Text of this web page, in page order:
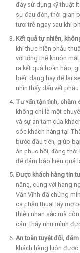
đây sử dụng kỹ thuật
sự đau đớn, thời gian
tươi trẻ ngay sau khi
Kết quả tự nhiên,
khi thực hiện phẫu
với tổng thể khuôn
ra kết quả hoàn hảo,
biến dạng hay để lại
nhìn thấy dấu vết
Tư vấn tận tình, chăm
không chỉ là một
và sự an tâm của
sóc khách hàng tại
bước đầu tiên, giúp
án phục hồi, đồng
để đảm bảo hiệu quả
Được khách hàng tin
năng, cùng với hàng
Văn Vĩnh đã chứng
ca phẫu thuật lấy mỡ
thiện nhan sắc mà
cảm thấy như mình
An toàn tuyệt đối,
khách hàng luôn được